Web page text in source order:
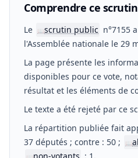
Comprendre ce scrutin
Le 📖scrutin public n°7155
l'Assemblée nationale le 29
La page présente les
disponibles pour ce vote,
résultat et les éléments de
Le texte a été rejeté par ce
La répartition publiée fait
37 députés ; contre : 50 ;
📖